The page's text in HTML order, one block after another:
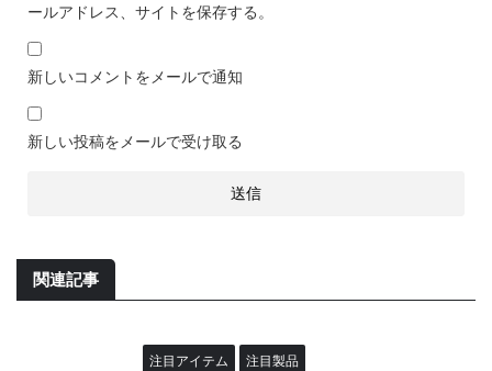
ールアドレス、サイトを保存する。
新しいコメントをメールで通知
新しい投稿をメールで受け取る
関連記事
注目アイテム 注目製品